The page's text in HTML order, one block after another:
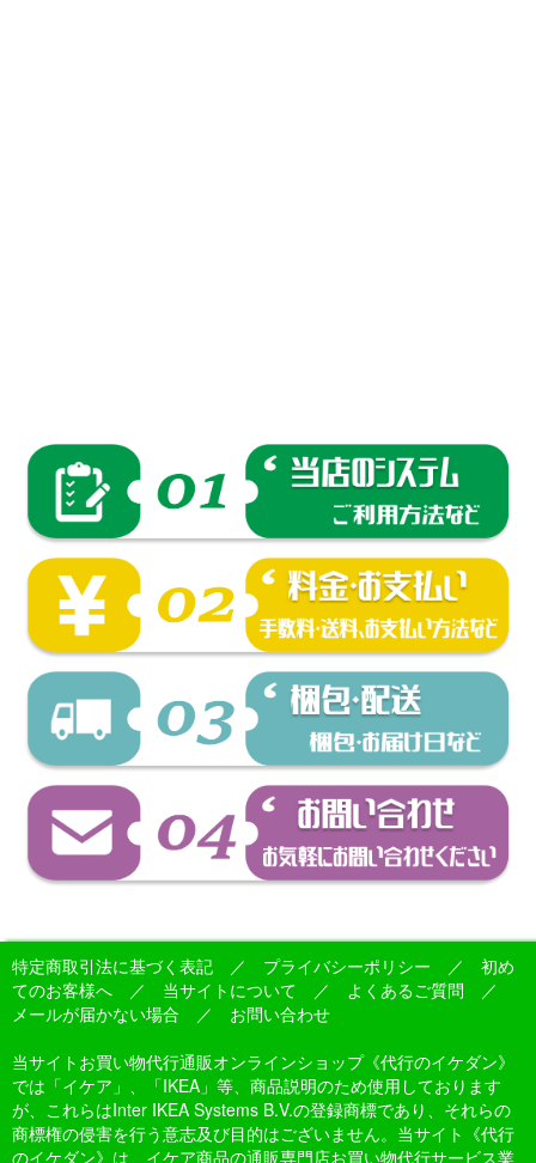
特定商取引法に基づく表記 ／ プライバシーポリシー ／ 初め
てのお客様へ ／ 当サイトについて ／ よくあるご質問 ／
メールが届かない場合 ／ お問い合わせ
当サイトお買い物代行通販オンラインショップ《代行のイケダン》
では「イケア」、「IKEA」等、商品説明のため使用しております
が、これらはInter IKEA Systems B.V.の登録商標であり、それらの
商標権の侵害を行う意志及び目的はございません。当サイト《代行
のイケダン》は、イケア商品の通販専門店お買い物代行サービス業